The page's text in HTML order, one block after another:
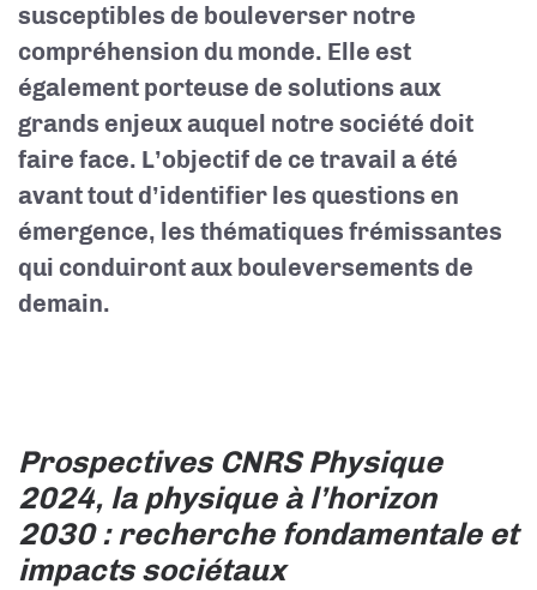
susceptibles de bouleverser notre
compréhension du monde. Elle est
également porteuse de solutions aux
grands enjeux auquel notre société doit
faire face. L’objectif de ce travail a été
avant tout d’identifier les questions en
émergence, les thématiques frémissantes
qui conduiront aux bouleversements de
demain.
Prospectives CNRS Physique
2024, la physique à l’horizon
2030 : recherche fondamentale et
impacts sociétaux